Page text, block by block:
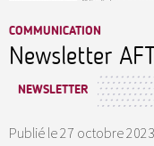
COMMUNICATION
Newsletter
NEWSLETTER
Publié le27 octobre 2023